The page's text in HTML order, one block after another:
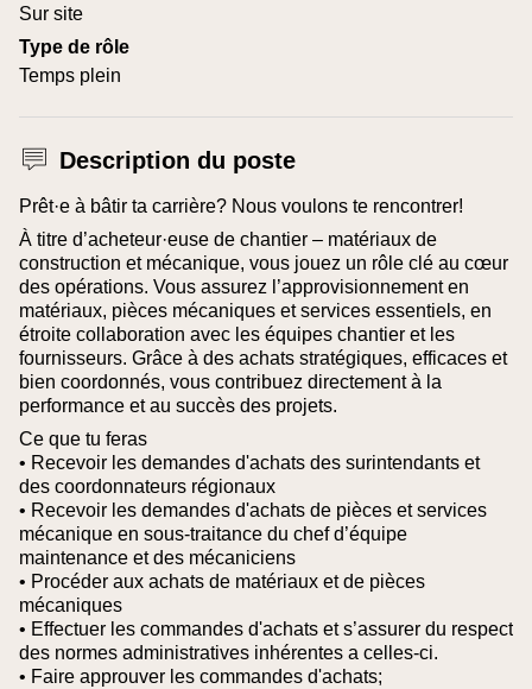
Sur site
Type de rôle
Temps plein
Description du poste
Prêt·e à bâtir ta carrière? Nous voulons te rencontrer!
À titre d’acheteur·euse de chantier – matériaux de
construction et mécanique, vous jouez un rôle clé au cœur
des opérations. Vous assurez l’approvisionnement en
matériaux, pièces mécaniques et services essentiels, en
étroite collaboration avec les équipes chantier et les
fournisseurs. Grâce à des achats stratégiques, efficaces et
bien coordonnés, vous contribuez directement à la
performance et au succès des projets.
Ce que tu feras
• Recevoir les demandes d'achats des surintendants et
des coordonnateurs régionaux
• Recevoir les demandes d'achats de pièces et services
mécanique en sous-traitance du chef d’équipe
maintenance et des mécaniciens
• Procéder aux achats de matériaux et de pièces
mécaniques
• Effectuer les commandes d'achats et s’assurer du respect
des normes administratives inhérentes a celles-ci.
• Faire approuver les commandes d'achats;